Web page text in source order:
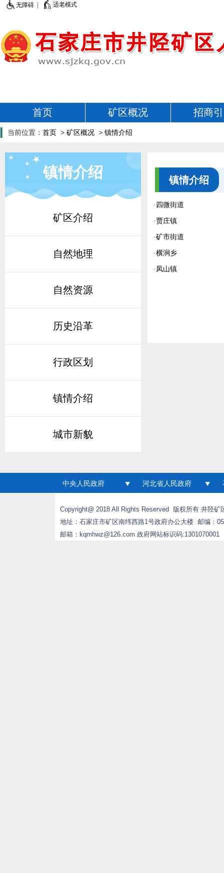
无障碍 | 适老模式
首页 矿区概况 招商
当前位置： 首页 > 矿区概况 > 镇情介绍
镇情介绍
矿区介绍
自然地理
自然资源
历史沿革
行政区划
镇情介绍
城市新貌
镇情介绍
· 四微街道
· 贾庄镇
·矿市街道
·横涧乡
· 凤山镇